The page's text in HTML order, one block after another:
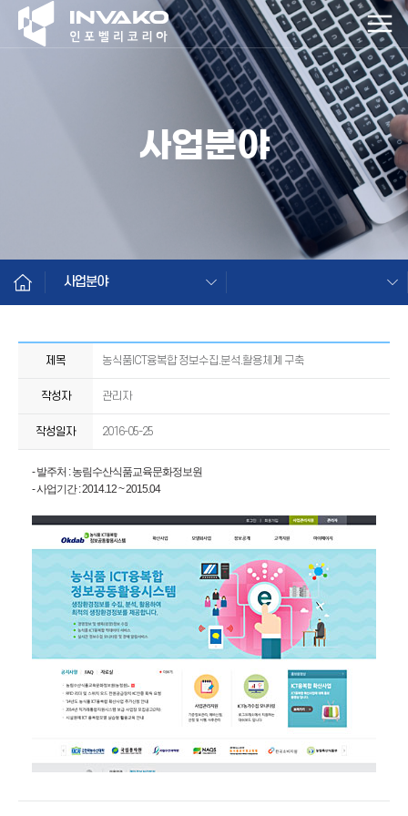
사업분야
사업분야
제목 농식품ICT융복합 정보수집.분석.활용체계 구축
작성자 관리자
작성일자 2016-05-25
- 발주처 : 농림수산식품교육문화정보원
- 사업기간 : 2014.12 ~ 2015.04